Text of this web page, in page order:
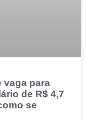
vaga para
de R$ 4,7
se